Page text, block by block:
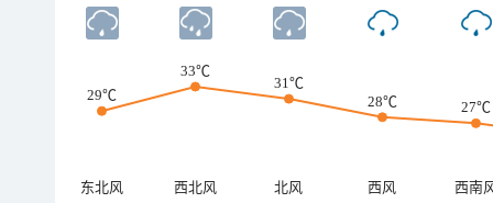
29℃
33℃
31℃
28℃
27℃
东北风 西北风 北风 西风
西南